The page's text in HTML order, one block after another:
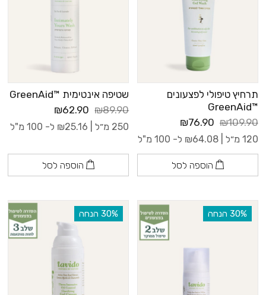
תרחיץ טיפולי לפצעונים
™GreenAid
₪109.90
₪76.90
120 מ״ל | ₪64.08 ל- 100 מ"ל
הוספה לסל
שטיפה אינטימית ™GreenAid
₪89.90
₪62.90
250 מ״ל | ₪25.16 ל- 100 מ"ל
הוספה לסל
‫30% הנחה ‫30% הנחה